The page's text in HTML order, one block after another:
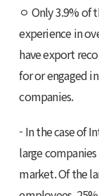
ㅇ Only 3.9% of
experience in
have export
for or engaged
companies.
- In the case of
large
market. Of the